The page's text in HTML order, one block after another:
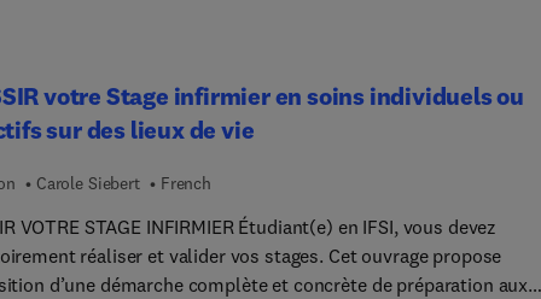
et pédagogiques de la formation : - En Semestre 1 - Les
sur la pharmacologie et les médicaments de l’ordonnance à
risques et dangers de l’administration médicamenteuse.
3 - Les familles thérapeutiques, effets et usages des
- En Semestre 5 - La responsabilité infirmière dans le
dans la prescription et l’administration. Vous développez
de la compétence 4 IDE : « Mettre en œuvre des actions
votre Stage infirmier en soins individuels ou
sur des lieux de vie
Carole Siebert French
STAGE INFIRMIER Étudiant(e) en IFSI, vous devez
réaliser et valider vos stages. Cet ouvrage propose
d’une démarche complète et concrète de préparation aux